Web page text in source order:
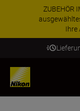
ZUBEHÖR
Ihre